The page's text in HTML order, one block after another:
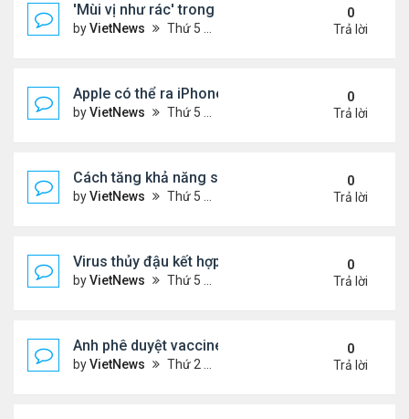
'Mùi vị như rác' trong miệng sau khi uống thuốc
byVietNews Thứ 5 Tháng 8 18, 2022 4:39 pm
0
Trả lời
Apple có thể ra iPhone 14 ngày 7/9
byVietNews Thứ 5 Tháng 8 18, 2022 4:20 pm
0
Trả lời
Cách tăng khả năng sống sót khi máy bay gặp sự
byVietNews Thứ 5 Tháng 8 18, 2022 4:11 pm
0
Trả lời
Virus thủy đậu kết hợp virus mụn rộp thành bệnh
byVietNews Thứ 5 Tháng 8 18, 2022 3:28 pm
0
Trả lời
Anh phê duyệt vaccine đặc hiệu với biến chủng
byVietNews Thứ 2 Tháng 8 15, 2022 3:54 pm
0
Trả lời